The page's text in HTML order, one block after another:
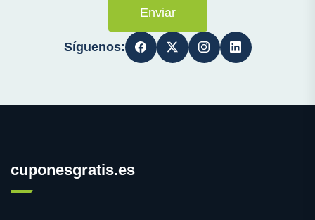
Enviar
Síguenos:
cuponesgratis.es